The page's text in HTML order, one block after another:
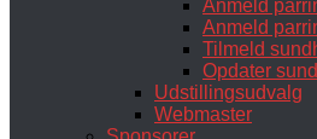
Anmeld
Anmeld
Tilmeld
Opdater
Udstillingsudvalg
Webmaster